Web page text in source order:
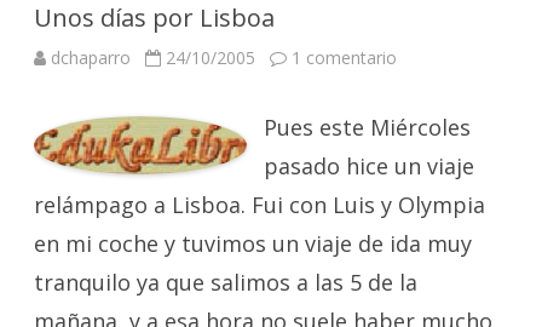
Unos días por Lisboa
dchaparro 24/10/2005 1 comentario
Lisboa
Pues este Miércoles
pasado hice un viaje
relámpago a Lisboa. Fui con Luis y Olympia
en mi coche y tuvimos un viaje de ida muy
tranquilo ya que salimos a las 5 de la
mañana, y a esa hora no suele haber mucho